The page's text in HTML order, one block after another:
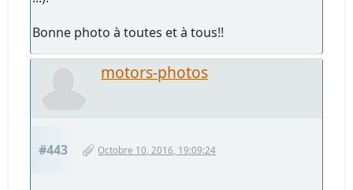
Bonne photo à toutes et à tous!!
motors-photos
#443 Octobre 10, 2016, 19:09:24